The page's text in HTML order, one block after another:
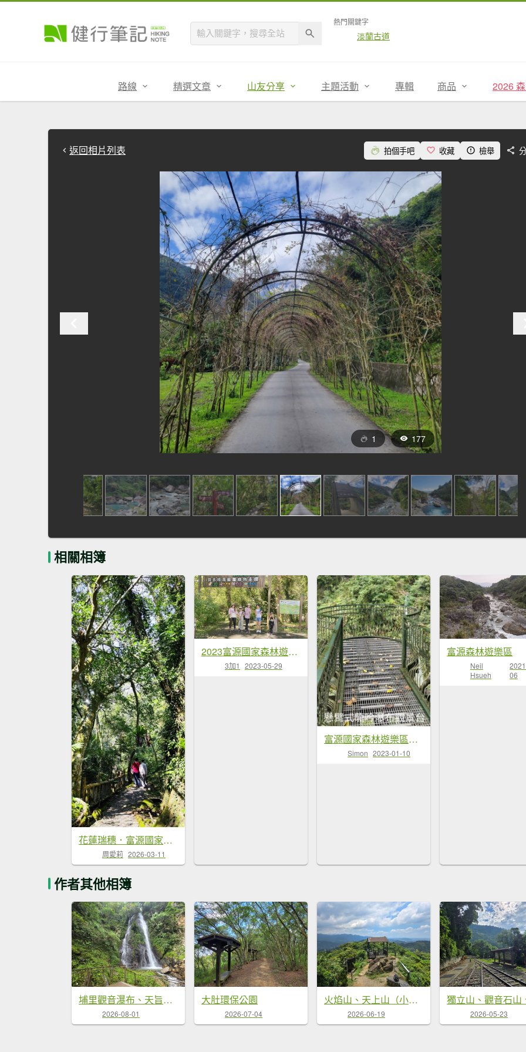
熱門關鍵字
淡蘭古道
路線 精選文章 山友分享 主題活動 專輯 商品 2026
返回相片列表 拍個手吧 收藏 檢舉
1 177
相關相簿
花蓮瑞穗．富源國家森林遊樂區景觀步道20260220
周愛莉 2026-03-11
2023富源國家森林遊樂區_龍吟吊橋 花蓮絕美步道
3加1 2023-05-29
富源國家森林遊樂區、龍吟瀑布、龍吟吊橋、富源吊橋
Simon 2023-01-10
富源森林遊樂區
Neil
Hsueh
06
作者其他相簿
埔里觀音瀑布、天旨宮鰲頭山步道
2026-08-01
大肚環保公園
2026-07-04
火焰山、天上山（小百岳）O繞
2026-06-19 2026-05-23